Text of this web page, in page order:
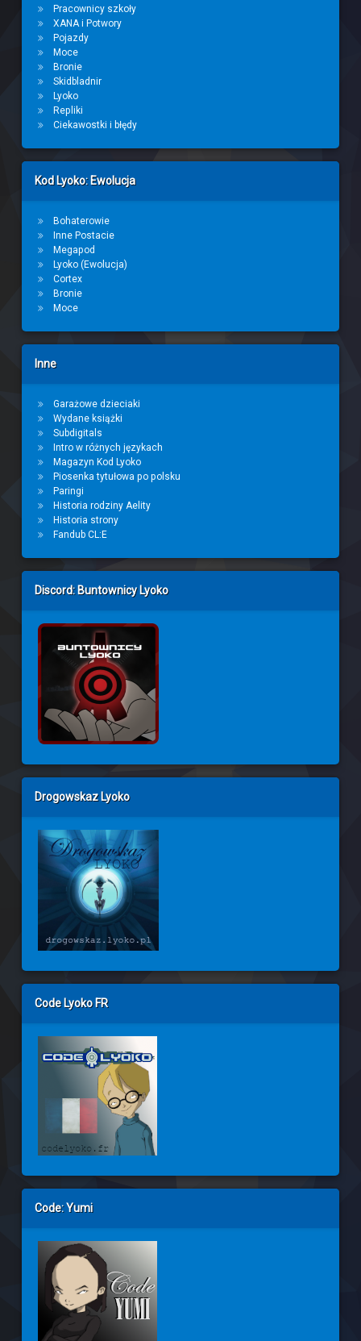
Pracownicy szkoły
XANA i Potwory
Pojazdy
Moce
Bronie
Skidbladnir
Lyoko
Repliki
Ciekawostki i błędy
Kod Lyoko: Ewolucja
Bohaterowie
Inne Postacie
Megapod
Lyoko (Ewolucja)
Cortex
Bronie
Moce
Inne
Garażowe dzieciaki
Wydane książki
Subdigitals
Intro w różnych językach
Magazyn Kod Lyoko
Piosenka tytułowa po polsku
Paringi
Historia rodziny Aelity
Historia strony
Fandub CL:E
Discord: Buntownicy Lyoko
Drogowskaz Lyoko
Code Lyoko FR
Code: Yumi